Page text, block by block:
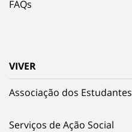
FAQs
VIVER
Associação dos Estudantes
Serviços de Ação Social